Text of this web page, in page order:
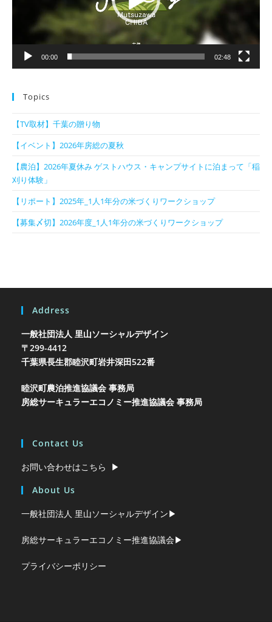
00:00 02:48
Topics
【TV取材】千葉の贈り物
【イベント】2026年房総の夏秋
【農泊】2026年夏休み ゲストハウス・キャンプサイトに泊まって「稲
刈り体験」
【リポート】2025年_1人1年分の米づくりワークショップ
【募集〆切】2026年度_1人1年分の米づくりワークショップ
Address
一般社団法人 里山ソーシャルデザイン
〒299-4412
千葉県長生郡睦沢町岩井深田522番
睦沢町農泊推進協議会 事務局
房総サーキュラーエコノミー推進協議会 事務局
Contact Us
お問い合わせはこちら ▶︎
About Us
一般社団法人 里山ソーシャルデザイン▶︎
房総サーキュラーエコノミー推進協議会▶︎
プライバシーポリシー